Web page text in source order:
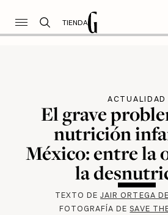
TIENDA
ACTUALIDAD
El grave
nutrición
México: entre la
la
TEXTO DEJAIR ORTEGA
FOTOGRAFÍA DE SAVE